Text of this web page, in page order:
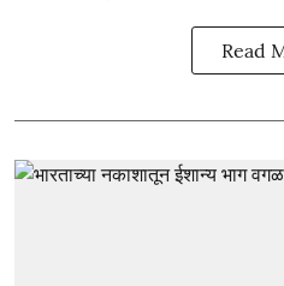
Read